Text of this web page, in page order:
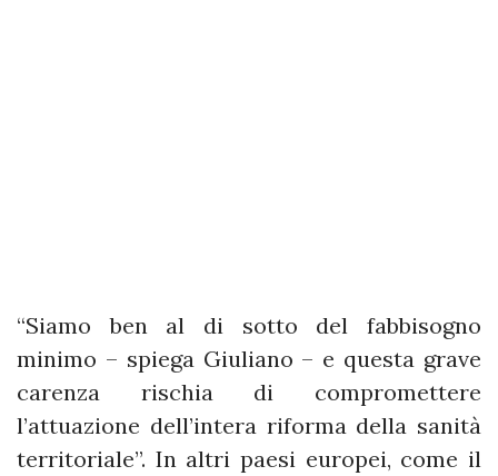
“Siamo ben al di sotto del fabbisogno
minimo – spiega Giuliano – e questa grave
carenza rischia di compromettere
l’attuazione dell’intera riforma della sanità
territoriale”. In altri paesi europei, come il